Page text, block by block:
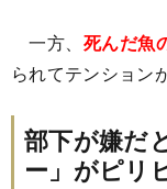
一方、 死んだ魚
られてテンション
部下が嫌だ
ー」がピリ